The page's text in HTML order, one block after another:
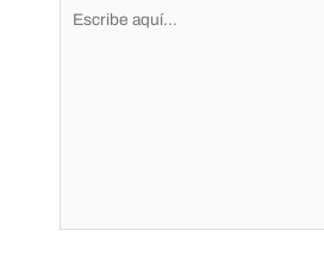
Escribe